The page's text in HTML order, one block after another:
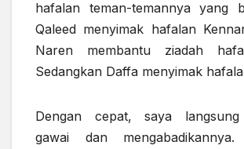
hafalan teman-temannya yang
Qaleed menyimak hafalan
Naren membantu ziadah
Sedangkan Daffa menyimak
Dengan cepat, saya langsung
gawai dan